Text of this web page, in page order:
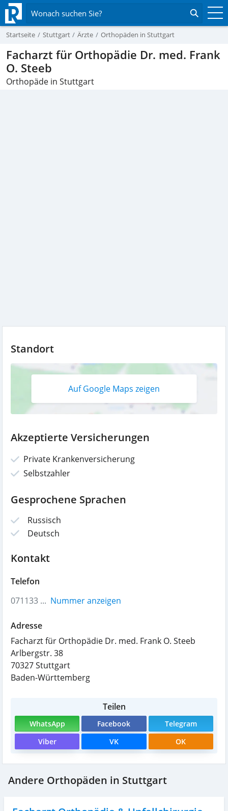
Wonach suchen Sie?
Startseite Stuttgart Ärzte Orthopäden in Stuttgart
Facharzt für Orthopädie Dr. med. Frank
O. Steeb
Orthopäde in Stuttgart
Standort
Auf Google Maps zeigen
Akzeptierte Versicherungen
Private Krankenversicherung
Selbstzahler
Gesprochene Sprachen
Russisch
Deutsch
Kontakt
Telefon
071133 ... Nummer anzeigen
Adresse
Facharzt für Orthopädie Dr. med. Frank O. Steeb
Arlbergstr. 38
70327Stuttgart
Baden-Württemberg
Teilen
WhatsApp Facebook
Telegram
Viber
VK OK
Andere Orthopäden in Stuttgart